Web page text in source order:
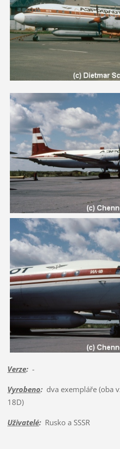
Verze:-
Vyrobeno:dva exempláře (oba
18D)
Uživatelé:Rusko a SSSR